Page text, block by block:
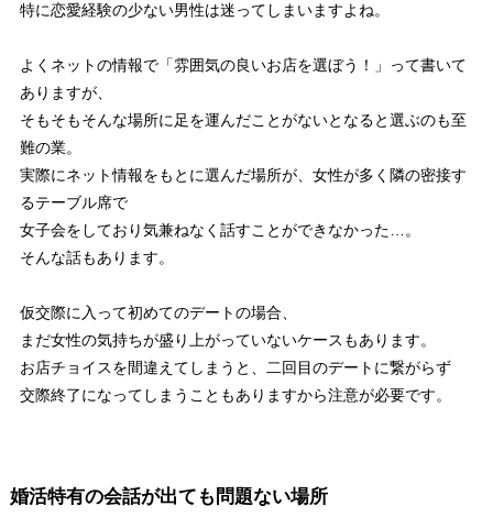
特に恋愛経験の少ない男性は迷ってしまいますよね。
よくネットの情報で「雰囲気の良いお店を選ぼう！」って書いて
ありますが、
そもそもそんな場所に足を運んだことがないとなると選ぶのも至
難の業。
実際にネット情報をもとに選んだ場所が、女性が多く隣の密接す
るテーブル席で
女子会をしており気兼ねなく話すことができなかった…。
そんな話もあります。
仮交際に入って初めてのデートの場合、
まだ女性の気持ちが盛り上がっていないケースもあります。
お店チョイスを間違えてしまうと、二回目のデートに繋がらず
交際終了になってしまうこともありますから注意が必要です。
婚活特有の会話が出ても問題ない場所